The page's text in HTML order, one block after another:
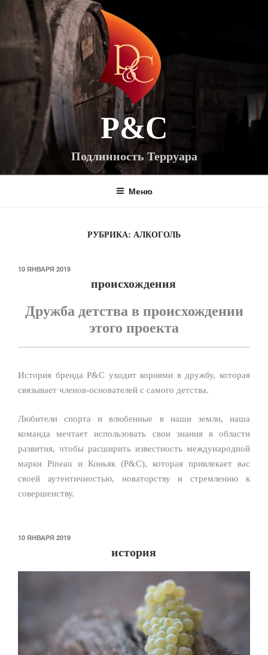
Перейти
содержимому
P&C
Подлинность Терруара
Меню
РУБРИКА: АЛКОГОЛЬ
ОПУБЛИКОВАНО
10 ЯНВАРЯ 2019
происхождения
Дружба детства в происхождении
этого проекта
История бренда P&C уходит корнями в дружбу, которая
связывает членов-основателей с самого детства.
Любители спорта и влюбенные в наши земли, наша
команда мечтает использовать свои знания в области
развития, чтобы расширить известность международной
марки Pineau и Коньяк (P&C), которая привлекает вас
своей аутентичностью, новаторству и стремлению к
совершенству.
ОПУБЛИКОВАНО
10 ЯНВАРЯ 2019
история